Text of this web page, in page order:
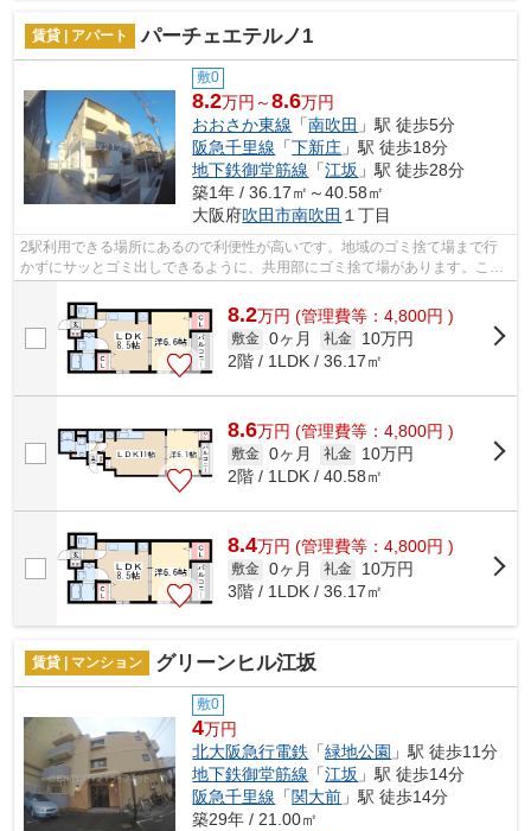
賃貸 | アパート パーチェエテルノ1
敷0
8.2万円～8.6万円
おおさか東線 「南吹田 」駅 徒歩5分
阪急千里線 「下新庄 」駅 徒歩18分
地下鉄御堂筋線 「江坂 」駅 徒歩28分
築1年 / 36.17㎡～40.58㎡
大阪府吹田市南吹田 １丁目
2駅利用できる場所にあるので利便性が高いです。地域のゴミ捨て場まで行
かずにサッとゴミ出しできるように、共用部にゴミ捨て場があります。こち
らの物件はアパートです。当社は賃貸物...
8.2万円 (管理費等：4,800円 )
敷金 0ヶ月 礼金
10万円
2階 / 1LDK / 36.17㎡
8.6万円 (管理費等：4,800円 )
敷金 0ヶ月 礼金
10万円
2階 / 1LDK / 40.58㎡
8.4万円 (管理費等：4,800円 )
敷金 0ヶ月 礼金
10万円
3階 / 1LDK / 36.17㎡
賃貸 | マンション グリーンヒル江坂
敷0
4万円
北大阪急行電鉄 「緑地公園 」駅 徒歩11分
地下鉄御堂筋線 「江坂 」駅 徒歩14分
阪急千里線 「関大前 」駅 徒歩14分
築29年 / 21.00㎡